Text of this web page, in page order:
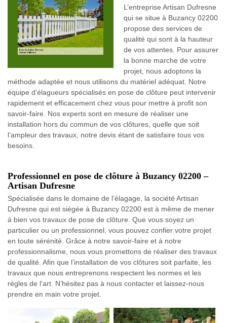
L’entreprise Artisan Dufresne
qui se situe à Buzancy 02200
propose des services de
qualité qui sont à la hauteur
de vos attentes. Pour assurer
la bonne marche de votre
projet, nous adoptons la
méthode adaptée et nous utilisons du matériel adéquat. Notre
équipe d’élagueurs spécialisés en pose de clôture peut intervenir
rapidement et efficacement chez vous pour mettre à profit son
savoir-faire. Nos experts sont en mesure de réaliser une
installation hors du commun de vos clôtures, quelle que soit
l’ampleur des travaux, notre devis étant de satisfaire tous vos
besoins.
Professionnel en pose de clôture à Buzancy 02200 –
Artisan Dufresne
Spécialisée dans le domaine de l’élagage, la société Artisan
Dufresne qui est siégée à Buzancy 02200 est à même de mener
à bien vos travaux de pose de clôture. Que vous soyez un
particulier ou un professionnel, vous pouvez confier votre projet
en toute sérénité. Grâce à notre savoir-faire et à notre
professionnalisme, nous vous promettons de réaliser des travaux
de qualité. Afin que l’installation de vos clôtures soit parfaite, les
travaux que nous entreprenons respectent les normes et les
règles de l’art. N’hésitez pas à nous contacter et laissez-nous
prendre en main votre projet.